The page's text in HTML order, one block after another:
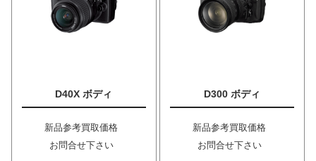
D40X ボディ
新品参考買取価格
お問合せ下さい
D300 ボディ
新品参考買取価格
お問合せ下さい